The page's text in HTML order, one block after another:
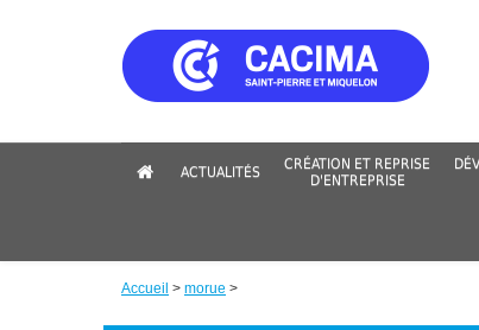
ACTUALITÉS
CRÉATION ET REPRISE
D'ENTREPRISE
Accueil > morue >